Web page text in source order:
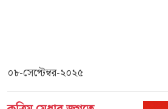
০৮-সেপ্টেম্বর-২০২৫